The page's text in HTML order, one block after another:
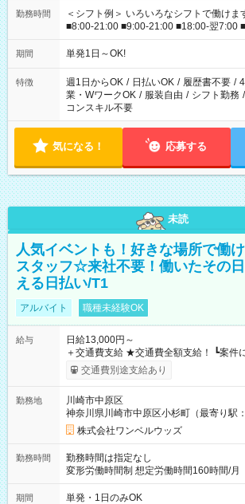
勤務時間
＜シフト例＞ いろいろなシフトで働け
■8:00-21:00 ■9:00-21:00 ■18:00-翌
期間 単発1日～OK!
特徴 週1日からOK / 日払いOK / 履歴書不要 /
業・WワークOK / 服装自由 / シフト勤務 /
コンスキル不要
気になる！ 応募する
未読
人気イベントも！好きな場所で働
スタッフ☆来社不要！働いたその
える日払い/T1
アルバイト 職種未経験OK
給与
日給13,000円～
＋交通費支給 ★交通費全額支給！ ┗案件により規定あり ★日払
いOK！（規定あり） ┗働いたその日に現
ンビニATMから 日払い分を引き落とせます！ 【試用期
交通費別途支給あり
勤務地
川崎市中原区
神奈川県川崎市中原区小杉町（最寄り駅
株式会社ワンベルウッズ
勤務時間
勤務時間は指定なし
変形労働時間制 想定労働時間160時間/月 【シフト例】 ・8：00
～21：00
期間 単発・1日のみOK